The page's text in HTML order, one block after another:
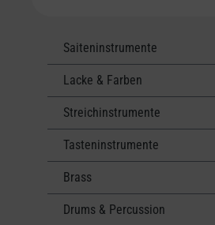
Saiteninstrumente
Lacke & Farben
Streichinstrumente
Tasteninstrumente
Brass
Drums & Percussion